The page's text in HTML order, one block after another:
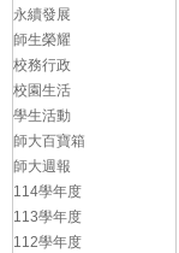
永續發展
師生榮耀
校務行政
校園生活
學生活動
師大百寶箱
師大週報
114學年度
113學年度
112學年度